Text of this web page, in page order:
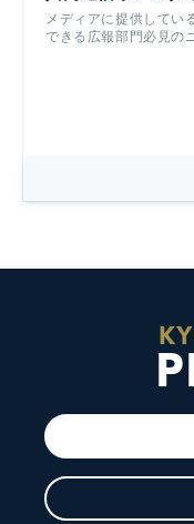
メディアに提供してい
できる広報部門必見の